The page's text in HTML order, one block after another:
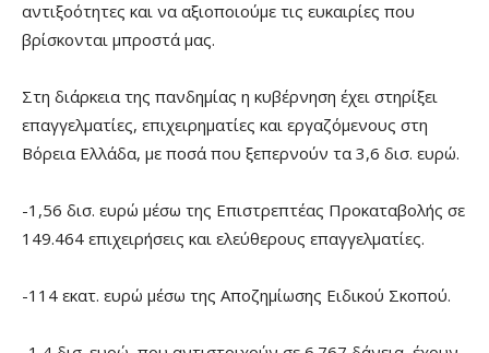
αντιξοότητες και να αξιοποιούμε τις ευκαιρίες που
βρίσκονται μπροστά μας.
Στη διάρκεια της πανδημίας η κυβέρνηση έχει στηρίξει
επαγγελματίες, επιχειρηματίες και εργαζόμενους στη
Βόρεια Ελλάδα, με ποσά που ξεπερνούν τα 3,6 δισ. ευρώ.
-1,56 δισ. ευρώ μέσω της Επιστρεπτέας Προκαταβολής σε
149.464 επιχειρήσεις και ελεύθερους επαγγελματίες.
-114 εκατ. ευρώ μέσω της Αποζημίωσης Ειδικού Σκοπού.